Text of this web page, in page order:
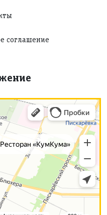
соглашение